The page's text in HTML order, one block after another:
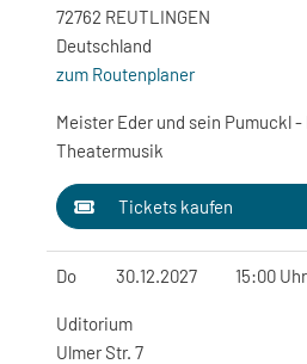
72762 REUTLINGEN
Deutschland
zum Routenplaner
Meister Eder und sein Pumuckl
Theatermusik
Tickets kaufen
Do 30.12.2027 15:00 Uhr
Uditorium
Ulmer Str. 7